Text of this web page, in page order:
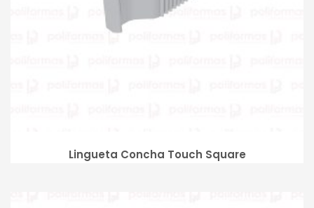
Lingueta Concha Touch Square